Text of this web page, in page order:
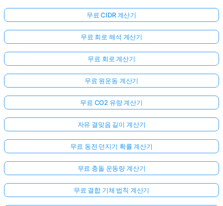
무료 CIDR 계산기
무료 회로 해석 계산기
무료 회로 계산기
무료 원운동 계산기
무료 CO2 유량 계산기
자유 결맞음 길이 계산기
무료 동전 던지기 확률 계산기
무료 충돌 운동량 계산기
무료 결합 기체 법칙 계산기